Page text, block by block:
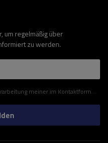
um regelmäßig über
zu werden.
Daten gemäß der Verordnung (EU) des Europäischen Parlaments und des Rates zu.